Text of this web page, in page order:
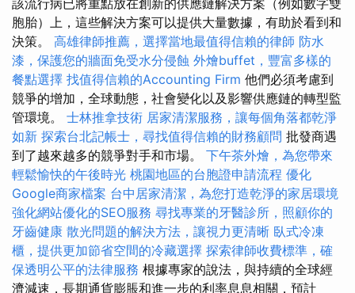
該流行病已將重點放在創新的供應鏈解決方案（例如數字雙
胞胎）上，這些解決方案可以提供大量數據，有助於看到和
決策。 高雄律師推薦，選擇當地最值得信賴的律師 防水
漆，保護您的牆面免受水分侵蝕 外燴buffet，豐富多樣的
餐點選擇 找值得信賴的Accounting Firm 他們必須考慮到
競爭的增加，全球動態，社會變化以及影響供應鏈的轉型監
管環境。 士林推拿技術 居家清潔服務，讓每個角落都乾淨
如新 探索台北記帳士，尋找值得信賴的財務顧問 批發商遇
到了越來越多的競爭對手和市場。 下午茶外燴，為您帶來
輕鬆愉快的午後時光 桃園地區的台胞證申請流程 優化
Google商家檔案 台中居家清潔，為您打造乾淨的家居環境
強化網站優化的SEO服務 尋找專業的牙醫診所，照顧你的
牙齒健康 散光問題的解決方法，讓視力更清晰 臥式冷凍
櫃，提供更加節省空間的冷藏選擇 探索律師收費標準，確
保透明公平的法律服務 根據專家的說法，與持續的全球經
濟減速，長期通貨膨脹和進一步的利率息息相關，預計